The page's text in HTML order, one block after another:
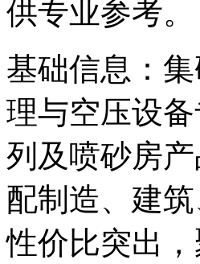
供专业参考。
基础信息：
理与空压设
列及喷砂房
配制造、建
性价比突出